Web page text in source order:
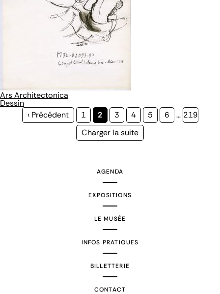
Ars Architectonica
Dessin
Page
‹ Précédent Page
1
Page
courante
2 Page
3 Page
4 Page
5 Page
6 … Page
219
Page
Charger la suite
AGENDA
EXPOSITIONS
LE MUSÉE
INFOS PRATIQUES
BILLETTERIE
CONTACT